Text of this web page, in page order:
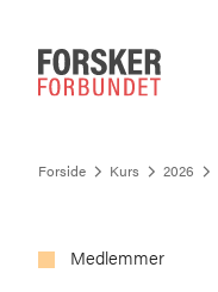
Forside Kurs 2026
Medlemmer